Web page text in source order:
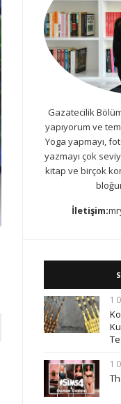
Gazatecilik
yapıyorum ve
Yoga yapmayı,
yazmayı çok
kitap ve birçok
İletişim: